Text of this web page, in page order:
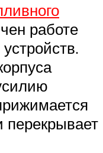
работе
перекрывает